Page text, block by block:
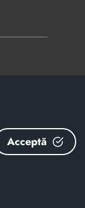
din
Acceptă